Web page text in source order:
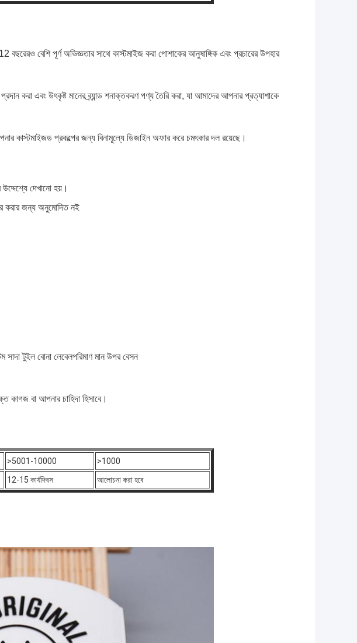
বেশি পূর্ণ অভিজ্ঞতার সাথে কাস্টমাইজ করা পোশাকের আনুষাঙ্গিক এবং প্রচারের উপহার
করা এবং উৎকৃষ্ট মানের ব্র্যান্ড শনাক্তকরণ পণ্য তৈরি করা, যা আমাদের আপনার প্রত্যাশাকে
কাস্টমাইজড প্রকল্পের জন্য বিনামূল্যে ডিজাইন অফার করে চমৎকার দল রয়েছে।
দেখানো হয়।
করার জন্য অনুমোদিত নই
সাদা টুইল বোনা লেবেলপরিমাণ মান উপর বেসন
বা আপনার চাহিদা হিসাবে।
>5001-10000
>1000
12-15 কার্যদিবস আলোচনা করা হবে